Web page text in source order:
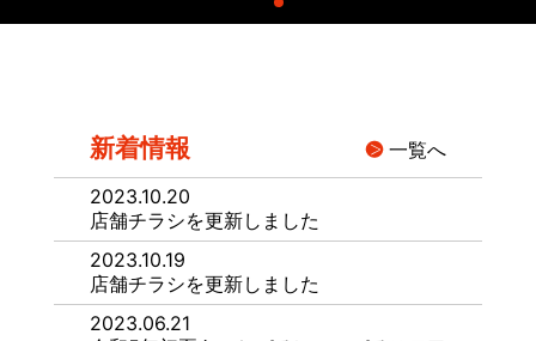
新着情報
一覧へ
2023.10.20
店舗チラシを更新しました
2023.10.19
店舗チラシを更新しました
2023.06.21